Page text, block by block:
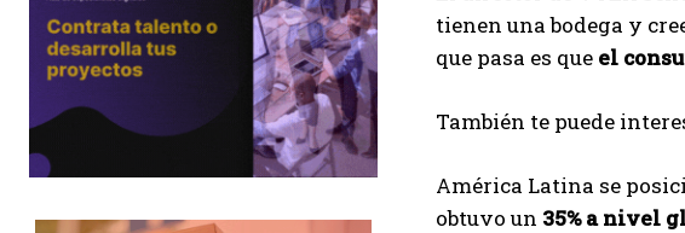
tienen una bodega y
que pasa es que el
También te puede
América Latina se
obtuvo un 35% a nivel